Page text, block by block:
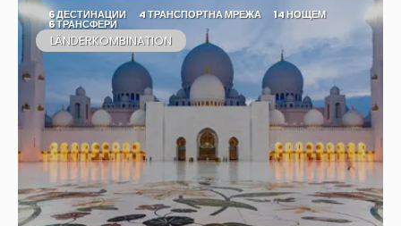
6 ДЕСТИНАЦИИ 4 ТРАНСПОРТНА МРЕЖА 14 НОЩЕМ
6 ТРАНСФЕРИ
LÄNDERKOMBINATION